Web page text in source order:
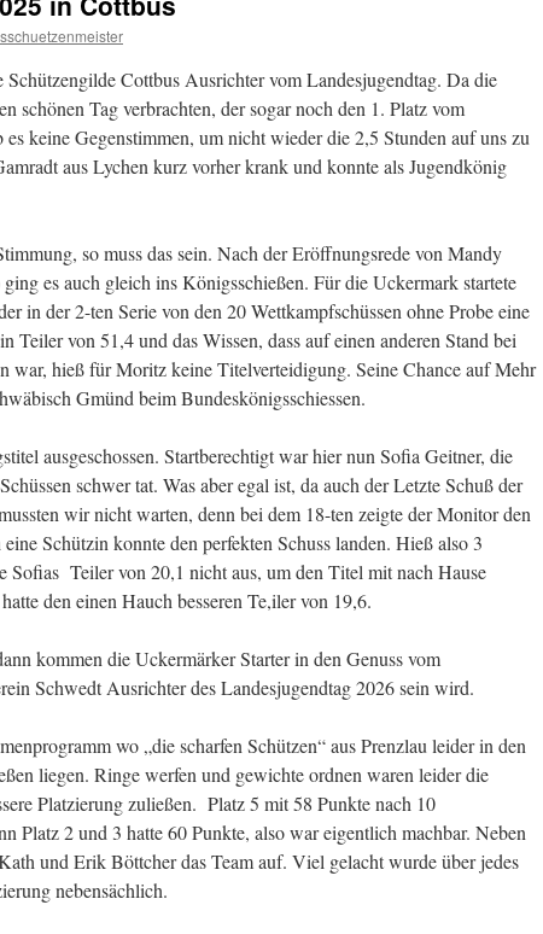
Cottbus Ausrichter vom Landesjugendtag. Da die
schönen Tag verbrachten, der sogar noch den 1. Platz vom
keine Gegenstimmen, um nicht wieder die 2,5 Stunden auf uns zu
aus Lychen kurz vorher krank und konnte als Jugendkönig
so muss das sein. Nach der Eröffnungsrede von Mandy
es auch gleich ins Königsschießen. Für die Uckermark startete
in der 2-ten Serie von den 20 Wettkampfschüssen ohne Probe eine
Teiler von 51,4 und das Wissen, dass auf einen anderen Stand bei
war, hieß für Moritz keine Titelverteidigung. Seine Chance auf Mehr
Gmünd beim Bundeskönigsschiessen.
ausgeschossen. Startberechtigt war hier nun Sofia Geitner, die
schwer tat. Was aber egal ist, da auch der Letzte Schuß der
wir nicht warten, denn bei dem 18-ten zeigte der Monitor den
Schützin konnte den perfekten Schuss landen. Hieß also 3
Teiler von 20,1 nicht aus, um den Titel mit nach Hause
den einen Hauch besseren Te,iler von 19,6.
kommen die Uckermärker Starter in den Genuss vom
Schwedt Ausrichter des Landesjugendtag 2026 sein wird.
wo „die scharfen Schützen“ aus Prenzlau leider in den
liegen. Ringe werfen und gewichte ordnen waren leider die
Platzierung zuließen. Platz 5 mit 58 Punkte nach 10
Platz 2 und 3 hatte 60 Punkte, also war eigentlich machbar. Neben
und Erik Böttcher das Team auf. Viel gelacht wurde über jedes
nebensächlich.